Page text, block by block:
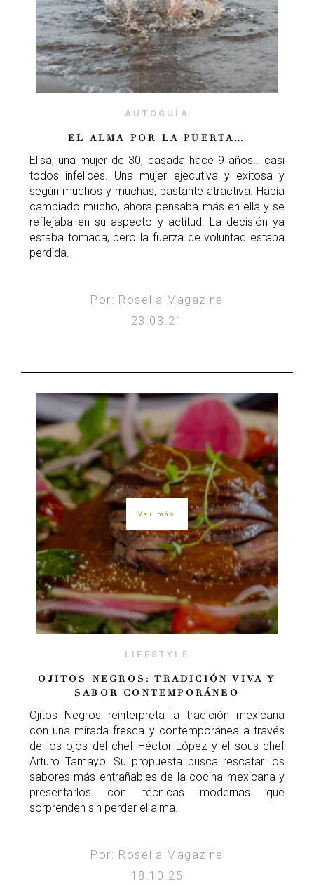
AUTOGUÍA
EL ALMA POR LA PUERTA…
Elisa, una mujer de 30, casada hace 9 años… casi
todos infelices. Una mujer ejecutiva y exitosa y
según muchos y muchas, bastante atractiva. Había
cambiado mucho, ahora pensaba más en ella y se
reflejaba en su aspecto y actitud. La decisión ya
estaba tomada, pero la fuerza de voluntad estaba
perdida.
Por: Rosella Magazine
23.03.21
Ver más
LIFESTYLE
OJITOS NEGROS: TRADICIÓN VIVA Y
SABOR CONTEMPORÁNEO
Ojitos Negros reinterpreta la tradición mexicana
con una mirada fresca y contemporánea a través
de los ojos del chef Héctor López y el sous chef
Arturo Tamayo. Su propuesta busca rescatar los
sabores más entrañables de la cocina mexicana y
presentarlos con técnicas modernas que
sorprenden sin perder el alma.
Por: Rosella Magazine
18.10.25